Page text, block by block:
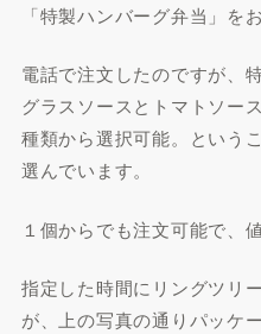
「特製ハンバーグ弁当」を
電話で注文したのですが、
グラスソースとトマトソー
種類から選択可能。という
選んでいます。
１個からでも注文可能で、
指定した時間にリングツリ
が、上の写真の通りパッケ